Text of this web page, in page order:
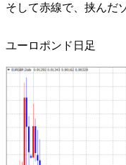
そして赤線で、挟んだ
ユーロポンド日足